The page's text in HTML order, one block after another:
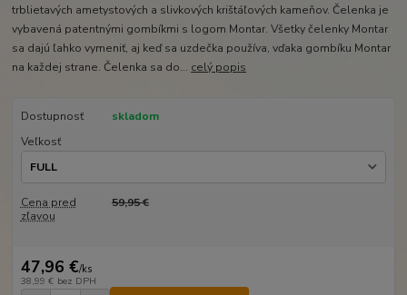
trblietavých ametystových a slivkových krištáľových kameňov. Čelenka je
vybavená patentnými gombíkmi s logom Montar. Všetky čelenky Montar
sa dajú ľahko vymeniť, aj keď sa uzdečka používa, vďaka gombíku Montar
na každej strane. Čelenka sa do... celý popis
Dostupnosť
skladom
Veľkosť
Cena pred
zľavou
59,95 €
47,96 €/ks
38,99 € bez DPH